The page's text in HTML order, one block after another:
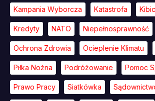
Kampania Wyborcza Katastrofa
Kredyty NATO Niepełnosprawność
Ochrona Zdrowia Ocieplenie Klimatu
Piłka Nożna Podróżowanie Pomoc
Prawo Pracy Siatkówka